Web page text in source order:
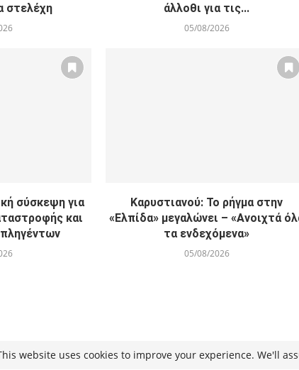
στελέχη
άλλοθι για τις...
05/08/2026
σύσκεψη για
και
Καρυστιανού: Το ρήγμα στην
«Ελπίδα» μεγαλώνει – «Ανοιχτά
τα ενδεχόμενα»
05/08/2026
website uses cookies to improve your experience. We'll